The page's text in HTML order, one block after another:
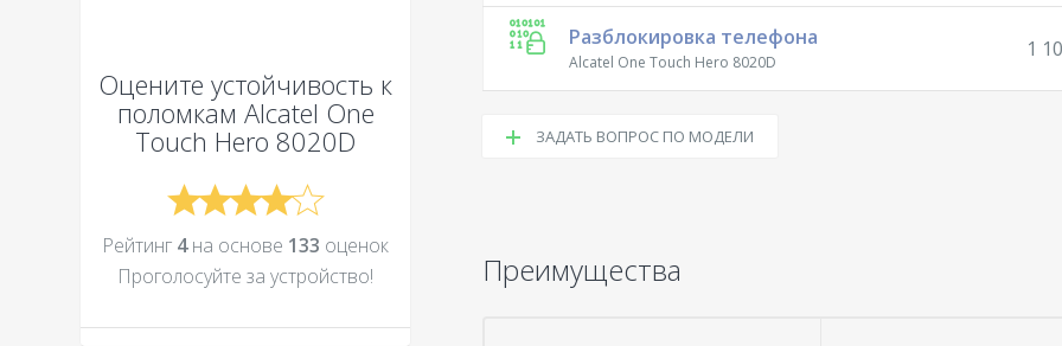
Оцените устойчивость к
поломкам Alcatel One
Touch Hero 8020D
Рейтинг 4на основе 133 оценок
Проголосуйте за устройcтво!
Разблокировка телефона
Alcatel One Touch Hero 8020D
1
ЗАДАТЬ ВОПРОС ПО МОДЕЛИ
Преимущества